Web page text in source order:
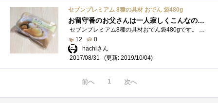
セブンプレミアム 8種の具材 おでん 袋480g
お留守番のお父さんは一人寂しくこんなのを食べているのですが、正直言ってかあさんの作ったのよりも全然美味しい（ナイショにしててね）！�...
セブンプレミアム8種の具材おでん袋480gです。 知る人ぞ知る、セブン評判の冷凍食品のおでんです。 コンビニの商品なのに、とても真面目に�...
12
0
hachiさん
2017/08/31
(更新: 2019/10/04)
前へ 1 次へ